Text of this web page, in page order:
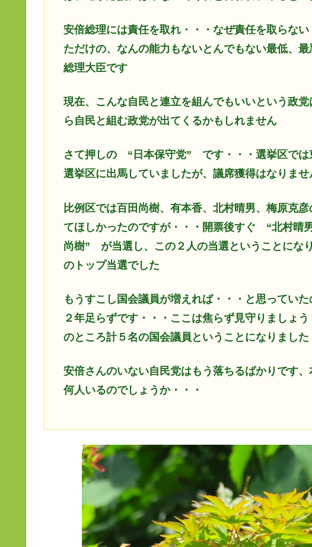
安倍総理には責任を取れ・・・なぜ責任を取らな
ただけの、なんの能力もないとんでもない最低、
総理大臣です
現在、こんな自民と連立を組んでもいいという政
ら自民と組む政党が出てくるかもしれません
さて押しの
“日本保守党” です・・・選挙区では
選挙区に出馬していましたが、議席獲得はなりませ
比例区では百田尚樹、有本香、北村晴男、梅原克
てほしかったのですが・・・開票後すぐ
“北村晴
尚樹” が当選し、この２人の当選ということに
のトップ当選でした
もうすこし国会議員が増えれば・・・と思ってい
２年足らずです・・・ここは焦らず見守りましょ
のところ計５名の国会議員ということになりました
安倍さんのいない自民党はもう落ちるばかりです
何人いるのでしょうか・・・